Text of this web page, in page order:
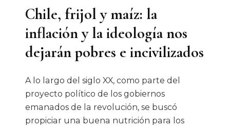
Chile, frijol y maíz: la
inflación y la ideología nos
dejarán pobres e incivilizados
A lo largo del siglo XX, como parte del
proyecto político de los gobiernos
emanados de la revolución, se buscó
propiciar una buena nutrición para los